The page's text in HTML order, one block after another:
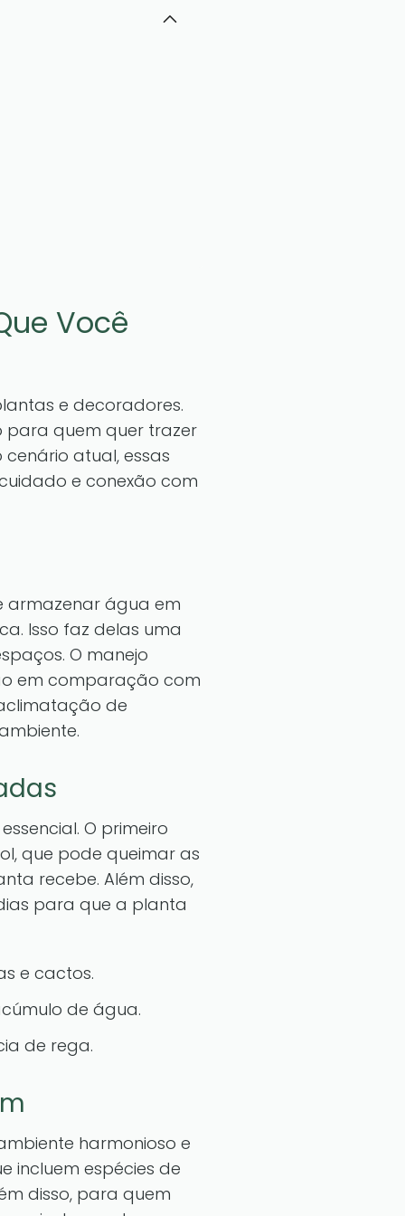
Você
e decoradores.
para quem quer trazer
atual, essas
e conexão com
armazenar água em
Isso faz delas uma
O manejo
em comparação com
de
O primeiro
que pode queimar as
recebe. Além disso,
para que a planta
e cactos.
de água.
de rega.
harmonioso e
incluem espécies de
disso, para quem